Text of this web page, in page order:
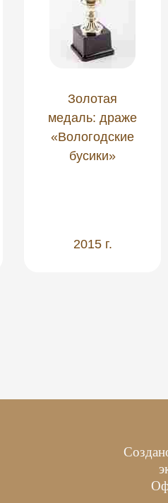
Золотая
медаль: драже
«Вологодские
бусики»
2015 г.